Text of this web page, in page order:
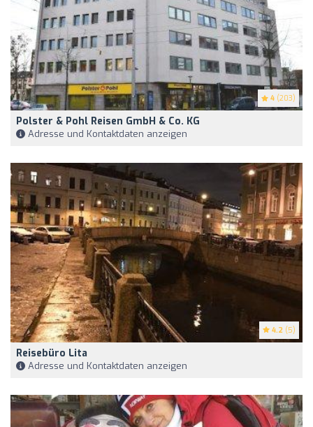
4 (203)
Polster & Pohl Reisen GmbH & Co. KG
Adresse und Kontaktdaten anzeigen
4.2 (5)
Reisebüro Lita
Adresse und Kontaktdaten anzeigen